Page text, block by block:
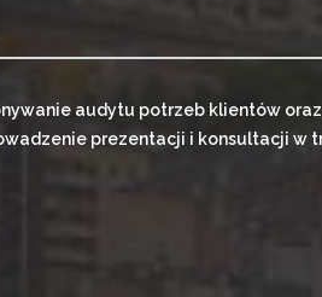
audytu potrzeb klientów
prezentacji i konsultacji w